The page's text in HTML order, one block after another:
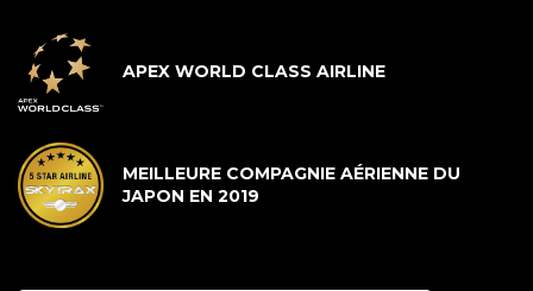
APEX WORLD CLASS AIRLINE
MEILLEURE COMPAGNIE AÉRIENNE DU
JAPON EN 2019